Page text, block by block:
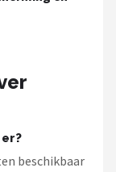
beschikbaar